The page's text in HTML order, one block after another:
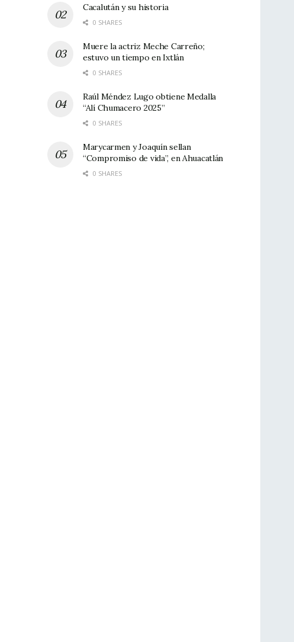
Cacalután y su historia
0 SHARES
Muere la actriz Meche Carreño;
estuvo un tiempo en Ixtlán
0 SHARES
Raúl Méndez Lugo obtiene Medalla
“Alí Chumacero 2025”
0 SHARES
Marycarmen y Joaquín sellan
“Compromiso de vida”, en Ahuacatlán
0 SHARES